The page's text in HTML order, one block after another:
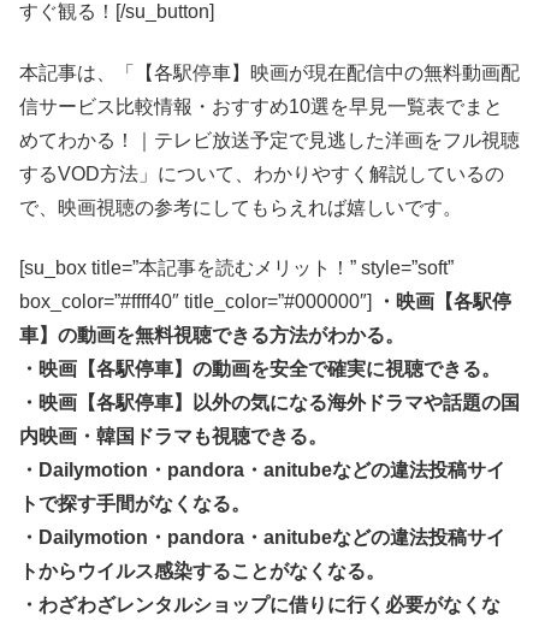
すぐ観る！[/su_button]
本記事は、「【各駅停車】映画が現在配信中の無料動画配
信サービス比較情報・おすすめ10選を早見一覧表でまと
めてわかる！｜テレビ放送予定で見逃した洋画をフル視聴
するVOD方法」について、わかりやすく解説しているの
で、映画視聴の参考にしてもらえれば嬉しいです。
[su_box title=”本記事を読むメリット！” style=”soft”
box_color=”#ffff40″ title_color=”#000000″]
・映画【各駅停
車】の動画を無料視聴できる方法がわかる。
・映画【各駅停車】の動画を安全で確実に視聴できる。
・映画【各駅停車】以外の気になる海外ドラマや話題の国
内映画・韓国ドラマも視聴できる。
・Dailymotion・pandora・anitubeなどの違法投稿サイ
トで探す手間がなくなる。
・Dailymotion・pandora・anitubeなどの違法投稿サイ
トからウイルス感染することがなくなる。
・わざわざレンタルショップに借りに行く必要がなくな